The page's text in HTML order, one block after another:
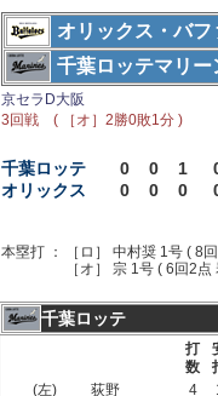
オリックス・バフ
千葉ロッテマリー
京セラD大阪
3回戦 ( ［オ］2勝0敗1分 )
千葉ロッテ 0 0 1
オリックス
0 0 0
本塁打 ：
［ロ］ 中村奨 1号 ( 8
［オ］ 宗 1号 ( 6回2点
千葉ロッテ
打
数
(左)
荻野 4